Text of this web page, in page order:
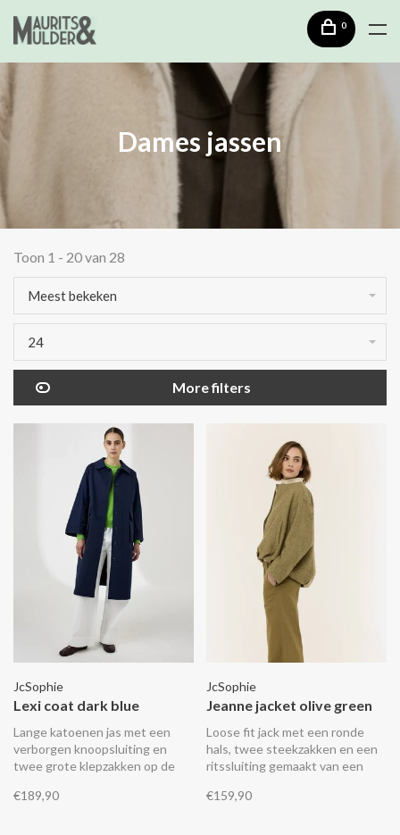
0
Dames jassen
Toon 1 - 20 van 28
Meest bekeken
24
More filters
JcSophie
Lexi coat dark blue
Lange katoenen jas met een
verborgen knoopsluiting en
twee grote klepzakken op de
de achterkant waarmee het
€189,90
JcSophie
Jeanne jacket olive green
Loose fit jack met een ronde
hals, twee steekzakken en een
ritssluiting gemaakt van een
€159,90